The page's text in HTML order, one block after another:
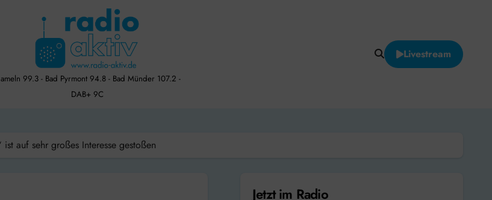
99.3 - Bad Pyrmont 94.8 - Bad Münder 107.2 -
DAB+ 9C
Livestream
auf sehr großes Interesse gestoßen
Jetzt im Radio